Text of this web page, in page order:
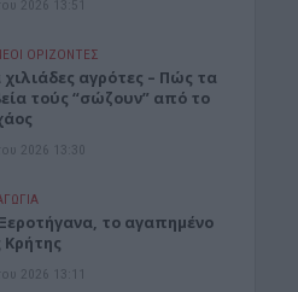
2026 13:51
ΟΡΙΖΟΝΤΕΣ
αγρότες – Πώς τα
τούς “σώζουν” από το
2026 13:30
το αγαπημένο
Κρήτης
2026 13:11